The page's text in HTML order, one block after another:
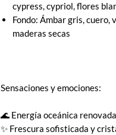
cypress, cypriol, flores
Fondo: Ámbar gris, cuero,
maderas secas
Sensaciones y emociones:
🌊 Energía oceánica renovada
✨ Frescura sofisticada y